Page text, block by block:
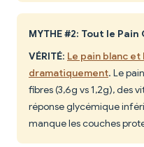
MYTHE #2: Tout le
VÉRITÉ: Le pain blanc
dramatiquement. Le
fibres (3,6g vs 1,2g), des
réponse glycémique
manque les couches